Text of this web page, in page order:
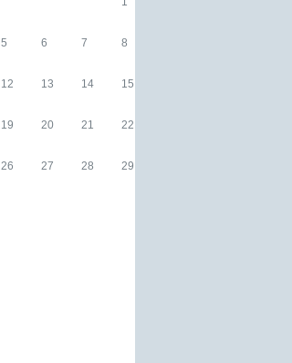
5 6 7 8
12 13 14 15
19 20 21 22
26 27 28 29